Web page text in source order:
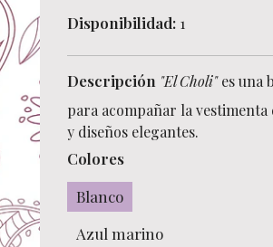
Disponibilidad: 1
Descripción "El Choli"es una
para acompañar la vestimenta
y diseños elegantes.
Colores
Blanco
Azul marino